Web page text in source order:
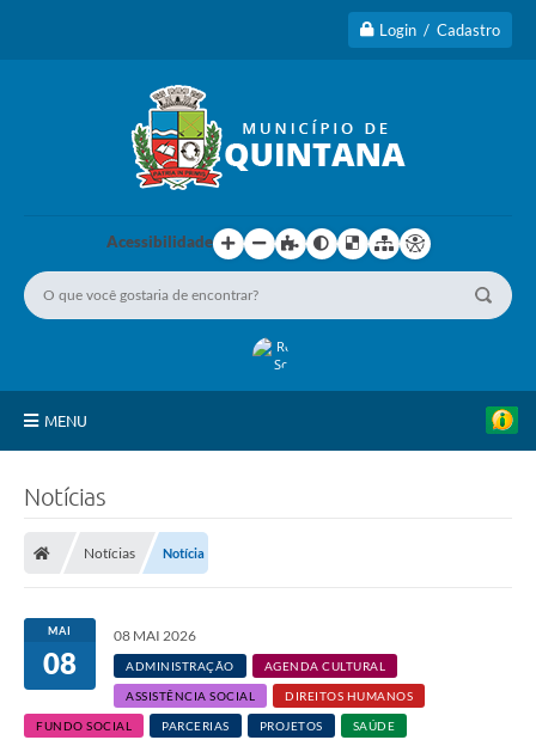
Login / Cadastro
Acessibilidade
MENU
Secretarias
Legislação
Licitações
Notícias
Notícias Notícia
MAI
08
08 MAI 2026
ADMINISTRAÇÃO AGENDA CULTURAL
ASSISTÊNCIA SOCIAL DIREITOS HUMANOS
FUNDO SOCIAL PARCERIAS PROJETOS SAÚDE